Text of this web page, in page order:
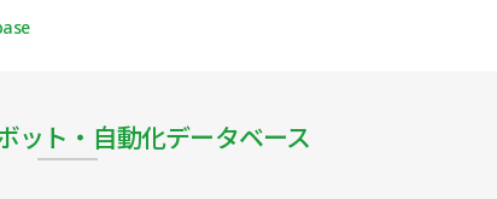
ット・自動化データベース